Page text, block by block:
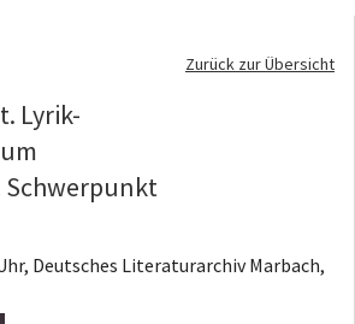
Zurück zur Übersicht
Lyrik-
Schwerpunkt
Deutsches Literaturarchiv Marbach,